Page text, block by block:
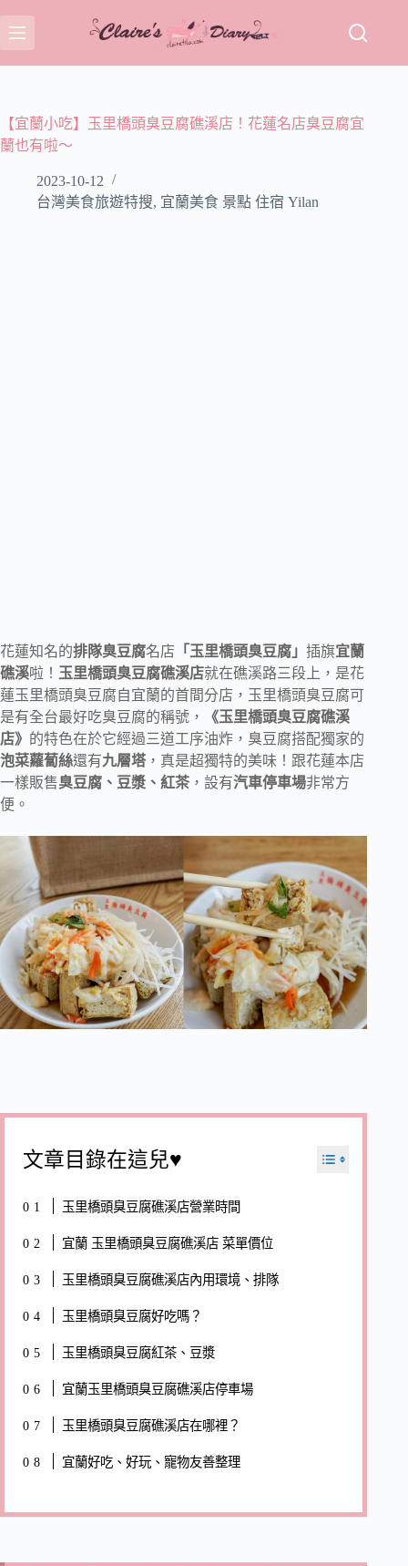
至
主
容【宜蘭小吃】玉里橋頭臭豆腐礁溪店！花蓮名店臭豆腐宜
蘭也有啦～
2023-10-12
台灣美食旅遊特搜, 宜蘭美食 景點 住宿 Yilan
花蓮知名的排隊臭豆腐名店 「玉里橋頭臭豆腐」 插旗宜蘭
礁溪啦！ 玉里橋頭臭豆腐礁溪店就在礁溪路三段上，是花
蓮玉里橋頭臭豆腐自宜蘭的首間分店，玉里橋頭臭豆腐可
是有全台最好吃臭豆腐的稱號，
《玉里橋頭臭豆腐礁溪
店》 的特色在於它經過三道工序油炸，臭豆腐搭配獨家的
泡菜蘿蔔絲還有九層塔 ，真是超獨特的美味！跟花蓮本店
一樣販售臭豆腐、豆漿、紅茶 ，設有汽車停車場非常方
便。
文章目錄在這兒♥
玉里橋頭臭豆腐礁溪店營業時間
宜蘭 玉里橋頭臭豆腐礁溪店 菜單價位
玉里橋頭臭豆腐礁溪店內用環境、排隊
玉里橋頭臭豆腐好吃嗎？
玉里橋頭臭豆腐紅茶、豆漿
宜蘭玉里橋頭臭豆腐礁溪店停車場
玉里橋頭臭豆腐礁溪店在哪裡？
宜蘭好吃、好玩、寵物友善整理